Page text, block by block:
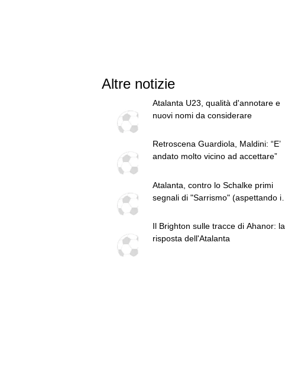
Altre notizie
Atalanta U23, qualità d'annotare e
nuovi nomi da considerare
Retroscena Guardiola, Maldini: “E’
andato molto vicino ad accettare”
Atalanta, contro lo Schalke primi
segnali di "Sarrismo" (aspettando i
Il Brighton sulle tracce di Ahanor: la
risposta dell'Atalanta